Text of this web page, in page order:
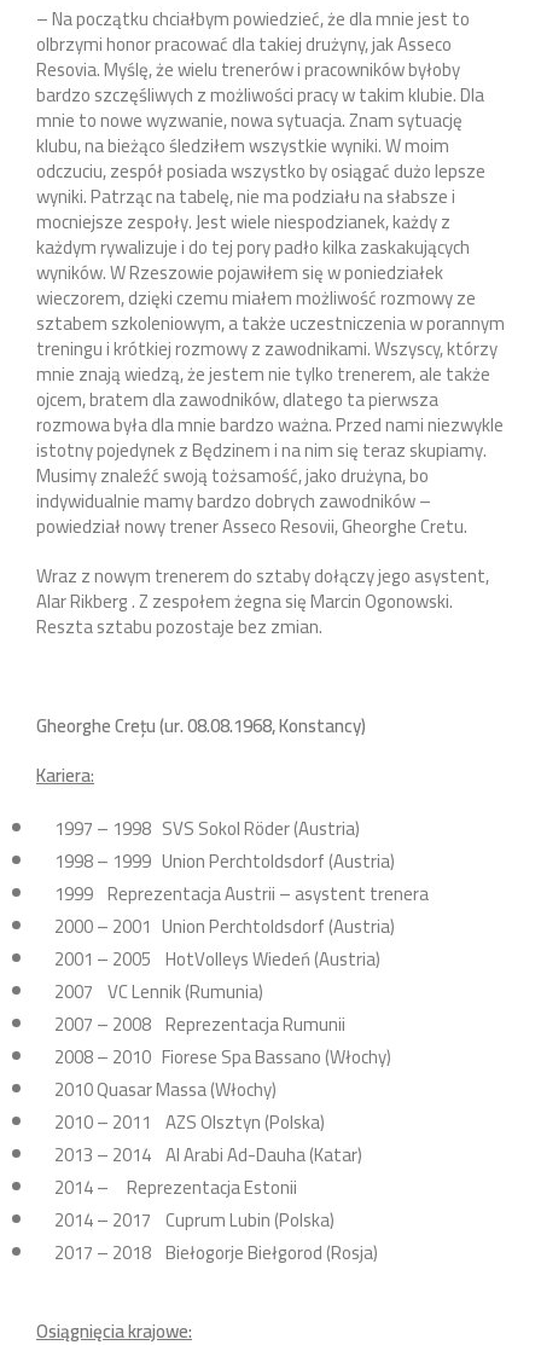
– Na początku chciałbym powiedzieć, że dla mnie jest to
olbrzymi honor pracować dla takiej drużyny, jak Asseco
Resovia. Myślę, że wielu trenerów i pracowników byłoby
bardzo szczęśliwych z możliwości pracy w takim klubie. Dla
mnie to nowe wyzwanie, nowa sytuacja. Znam sytuację
klubu, na bieżąco śledziłem wszystkie wyniki. W moim
odczuciu, zespół posiada wszystko by osiągać dużo lepsze
wyniki. Patrząc na tabelę, nie ma podziału na słabsze i
mocniejsze zespoły. Jest wiele niespodzianek, każdy z
każdym rywalizuje i do tej pory padło kilka zaskakujących
wyników. W Rzeszowie pojawiłem się w poniedziałek
wieczorem, dzięki czemu miałem możliwość rozmowy ze
sztabem szkoleniowym, a także uczestniczenia w porannym
treningu i krótkiej rozmowy z zawodnikami. Wszyscy, którzy
mnie znają wiedzą, że jestem nie tylko trenerem, ale także
ojcem, bratem dla zawodników, dlatego ta pierwsza
rozmowa była dla mnie bardzo ważna. Przed nami niezwykle
istotny pojedynek z Będzinem i na nim się teraz skupiamy.
Musimy znaleźć swoją tożsamość, jako drużyna, bo
indywidualnie mamy bardzo dobrych zawodników –
powiedział nowy trener Asseco Resovii, Gheorghe Cretu.
Wraz z nowym trenerem do sztaby dołączy jego asystent,
Alar Rikberg . Z zespołem żegna się Marcin Ogonowski.
Reszta sztabu pozostaje bez zmian.
Gheorghe Crețu (ur. 08.08.1968, Konstancy)
Kariera:
1997 – 1998 SVS Sokol Röder (Austria)
1998 – 1999 Union Perchtoldsdorf (Austria)
1999 Reprezentacja Austrii – asystent trenera
2000 – 2001 Union Perchtoldsdorf (Austria)
2001 – 2005 HotVolleys Wiedeń (Austria)
2007 VC Lennik (Rumunia)
2007 – 2008 Reprezentacja Rumunii
2008 – 2010 Fiorese Spa Bassano (Włochy)
2010 Quasar Massa (Włochy)
2010 – 2011 AZS Olsztyn (Polska)
2013 – 2014 Al Arabi Ad-Dauha (Katar)
2014 – Reprezentacja Estonii
2014 – 2017 Cuprum Lubin (Polska)
2017 – 2018 Biełogorje Biełgorod (Rosja)
Osiągnięcia krajowe: